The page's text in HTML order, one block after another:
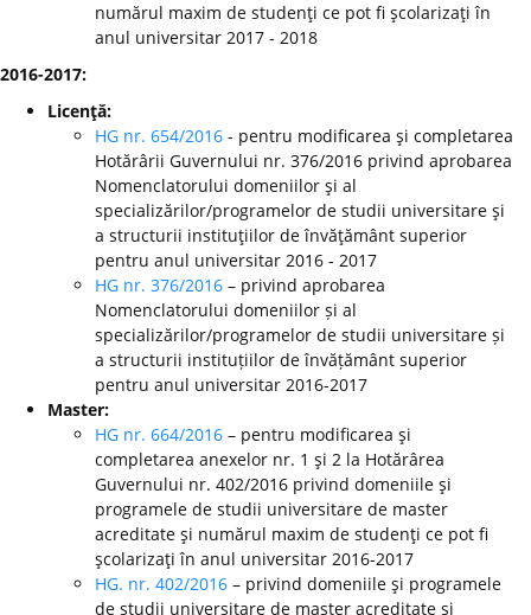
numărul maxim de studenţi ce pot fi şcolarizaţi în
anul universitar 2017 - 2018
2016-2017:
Licenţă:
HG nr. 654/2016 - pentru modificarea şi completarea
Hotărârii Guvernului nr. 376/2016 privind aprobarea
Nomenclatorului domeniilor şi al
specializărilor/programelor de studii universitare şi
a structurii instituţiilor de învăţământ superior
pentru anul universitar 2016 - 2017
HG nr. 376/2016 – privind aprobarea
Nomenclatorului domeniilor și al
specializărilor/programelor de studii universitare și
a structurii instituțiilor de învățământ superior
pentru anul universitar 2016-2017
Master:
HG nr. 664/2016 – pentru modificarea şi
completarea anexelor nr. 1 şi 2 la Hotărârea
Guvernului nr. 402/2016 privind domeniile şi
programele de studii universitare de master
acreditate şi numărul maxim de studenţi ce pot fi
şcolarizaţi în anul universitar 2016-2017
HG. nr. 402/2016 – privind domeniile şi programele
de studii universitare de master acreditate şi